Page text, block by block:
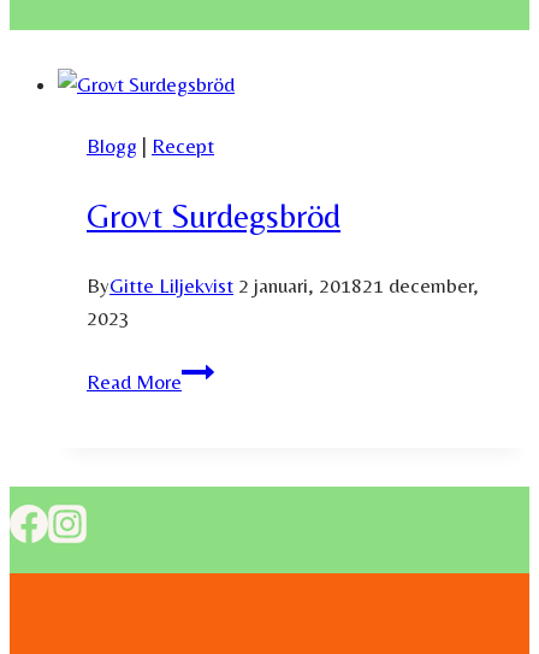
Blogg Recept
Grovt Surdegsbröd
ByGitte Liljekvist 2 januari, 201821 december,
2023
Read MoreGrovt